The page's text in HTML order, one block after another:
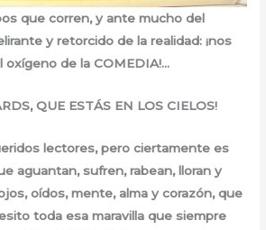
que corren, y ante mucho del
y retorcido de la realidad: ¡nos
oxígeno de la COMEDIA!…
QUE ESTÁS EN LOS CIELOS!
lectores, pero ciertamente es
aguantan, sufren, rabean, lloran y
oídos, mente, alma y corazón, que
toda esa maravilla que siempre